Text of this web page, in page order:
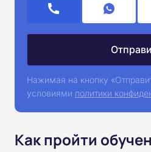
Нажимая на кнопку
условиями политики
Как пройти